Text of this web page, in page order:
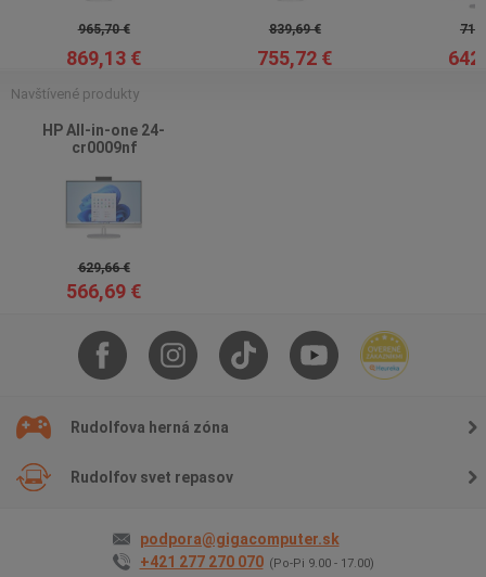
965,70 €
869,13 €
839,69 €
755,72 €
Navštívené produkty
HP All-in-one 24-
cr0009nf
629,66 €
566,69 €
Rudolfova herná zóna
Rudolfov svet repasov
podpora@gigacomputer.sk
+421 277 270 070 (Po-Pi 9.00 - 17.00)